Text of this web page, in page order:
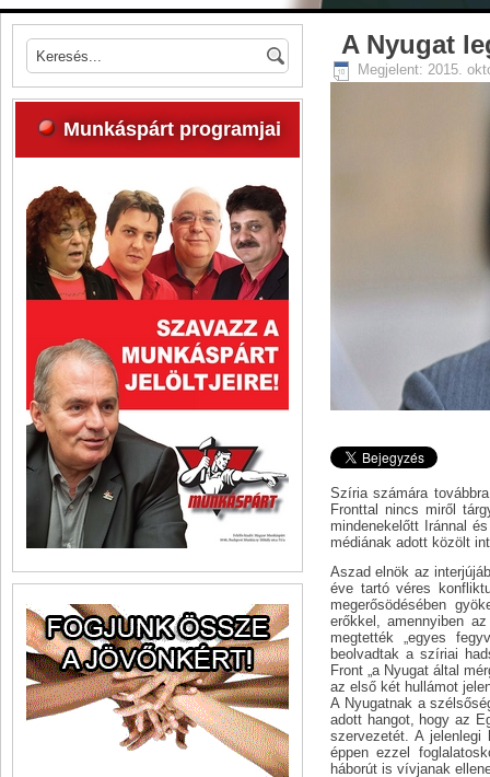
Munkáspárt programjai
A Nyugat
Megjelent: 2015.
Szíria számára
Fronttal nincs miről
mindenekelőtt Iránnal
médiának adott közölt
Aszad elnök az
éve tartó véres
megerősödésében
erőkkel, amennyiben
megtették „egyes
beolvadtak a szíriai
Front „a Nyugat által
az első két hullámot
A Nyugatnak a
adott hangot, hogy az
szervezetét. A
éppen ezzel
háborút is vívjanak